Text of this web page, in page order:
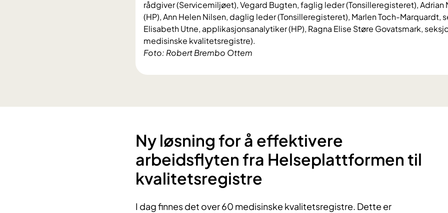
Foto: Robert Brembo Ottem
rådgiver (Servicemiljøet), Vegard Bugten, faglig leder (Tonsilleregisteret),
(HP), Ann Helen Nilsen, daglig leder (Tonsilleregisteret), Marlen Toch-Marquardt,
Elisabeth Utne, applikasjonsanalytiker (HP), Ragna Elise Støre Govatsmark,
medisinske kvalitetsregistre).
Ny løsning for å effektivere
arbeidsflyten fra Helseplattformen til
kvalitetsregistre
I dag finnes det over 60 medisinske kvalitetsregistre. Dette er